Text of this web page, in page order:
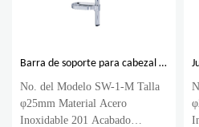
Barra de soporte para cabezal de ducha Varilla deslizante de pared Baño Tobogán de ducha redondo
No. del Modelo SW-1-M Talla
φ25mm Material Acero
Inoxidable 201 Acabado